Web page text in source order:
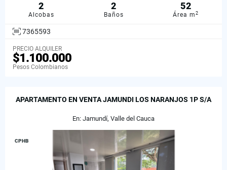
2
Alcobas
2
Baños
52
Área m2
7365593
PRECIO ALQUILER
$1.100.000
Pesos Colombianos
APARTAMENTO EN VENTA JAMUNDI LOS NARANJOS 1P S/A
En: Jamundí, Valle del Cauca
CPHB